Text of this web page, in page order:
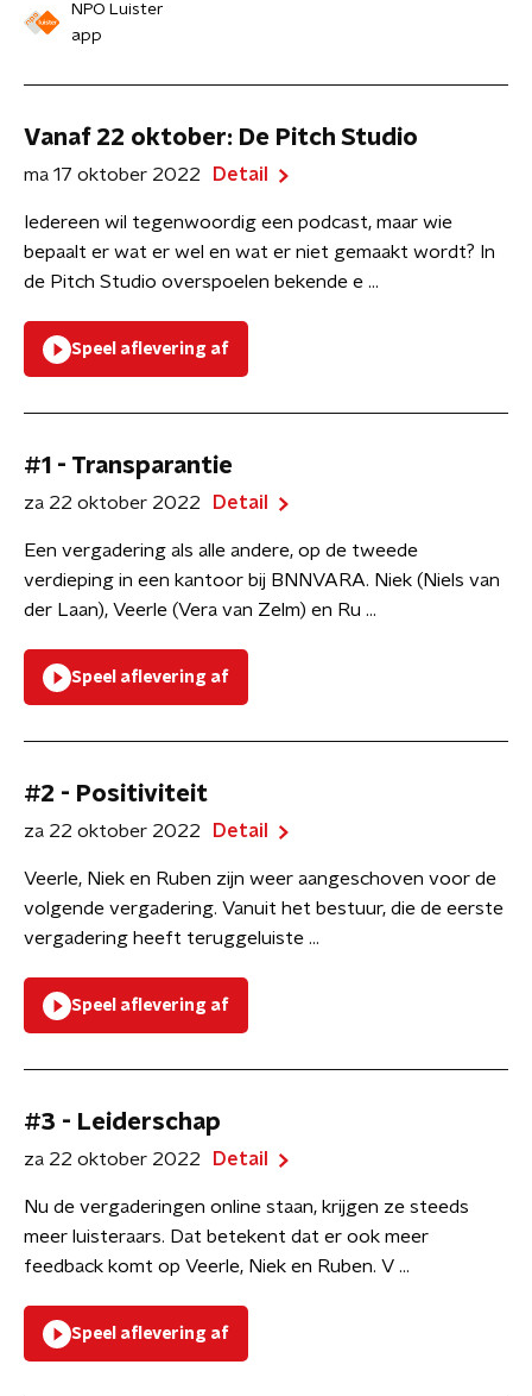
NPO Luister
app
Vanaf 22 oktober: De Pitch Studio
ma 17 oktober 2022 Detail
Iedereen wil tegenwoordig een podcast, maar wie
bepaalt er wat er wel en wat er niet gemaakt wordt? In
de Pitch Studio overspoelen bekende e ...
Speel aflevering af
#1 - Transparantie
za 22 oktober 2022 Detail
Een vergadering als alle andere, op de tweede
verdieping in een kantoor bij BNNVARA. Niek (Niels van
der Laan), Veerle (Vera van Zelm) en Ru ...
Speel aflevering af
#2 - Positiviteit
za 22 oktober 2022 Detail
Veerle, Niek en Ruben zijn weer aangeschoven voor de
volgende vergadering. Vanuit het bestuur, die de eerste
vergadering heeft teruggeluiste ...
Speel aflevering af
#3 - Leiderschap
za 22 oktober 2022 Detail
Nu de vergaderingen online staan, krijgen ze steeds
meer luisteraars. Dat betekent dat er ook meer
feedback komt op Veerle, Niek en Ruben. V ...
Speel aflevering af